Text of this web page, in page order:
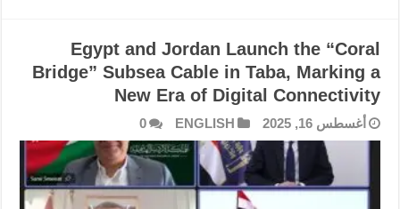
Egypt and Jordan Launch the “Coral
Bridge” Subsea Cable in Taba, Marking a
New Era of Digital Connectivity
أغسطس 16, 2025 ENGLISH
0